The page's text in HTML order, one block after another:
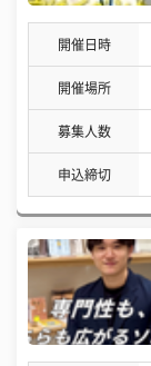
開催日時
開催場所
募集人数
申込締切